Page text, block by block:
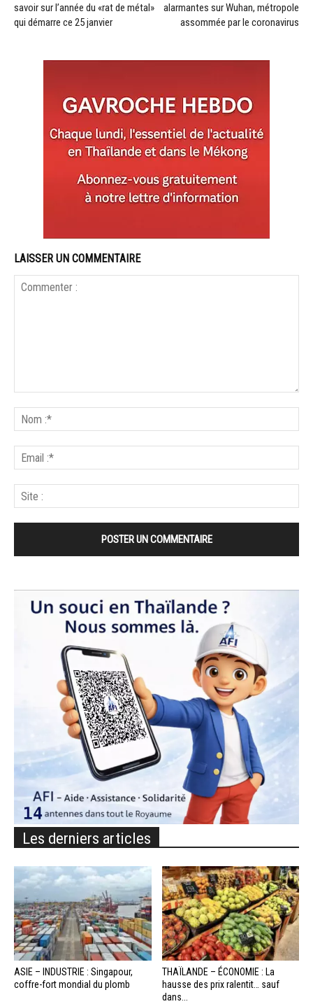
savoir sur l’année du «rat de métal»
qui démarre ce 25 janvier
alarmantes sur Wuhan, métropole
assommée par le coronavirus
LAISSER UN COMMENTAIRE
Les derniers articles
ASIE – INDUSTRIE : Singapour,
coffre-fort mondial du plomb
THAÏLANDE – ÉCONOMIE : La
hausse des prix ralentit… sauf
dans...